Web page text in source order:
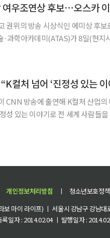
우조연상 후보⋯오스카
방송 시상식인 에미상 후보로 지명됐다. 미
·과학아카데미(ATAS)가 8일(현지
컬처 넘어 ‘진정성 있는
CNN 방송에 출연해 K컬처 산업
성 있는 이야기로 전 세계 사람들
개인정보처리방침 ㅣ 청소년보호정책
보 마이 라이프) ㅣ 서울시 강남구 강남
일자 : 2014.02.04 ㅣ 발행일자 :